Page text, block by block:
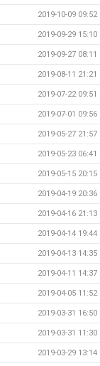
2019-10-09 09:52
2019-09-29 15:10
2019-09-27 08:11
2019-08-11 21:21
2019-07-22 09:51
2019-07-01 09:56
2019-05-27 21:57
2019-05-23 06:41
2019-05-15 20:15
2019-04-19 20:36
2019-04-16 21:13
2019-04-14 19:44
2019-04-13 14:35
2019-04-11 14:37
2019-04-05 11:52
2019-03-31 16:50
2019-03-31 11:30
2019-03-29 13:14